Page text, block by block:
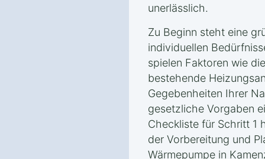
unerlässlich.
Zu Beginn steht eine
individuellen
spielen Faktoren wie
bestehende
Gegebenheiten Ihrer
gesetzliche Vorgaben
Checkliste für Schritt 1
der Vorbereitung und
Wärmepumpe in